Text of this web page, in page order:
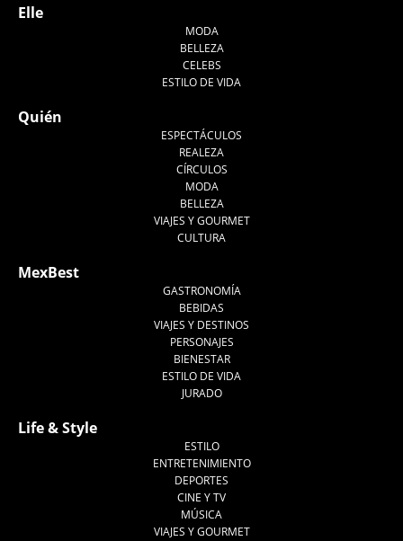
Elle
MODA
BELLEZA
CELEBS
ESTILO DE VIDA
Quién
ESPECTÁCULOS
REALEZA
CÍRCULOS
MODA
BELLEZA
VIAJES Y GOURMET
CULTURA
MexBest
GASTRONOMÍA
BEBIDAS
VIAJES Y DESTINOS
PERSONAJES
BIENESTAR
ESTILO DE VIDA
JURADO
Life & Style
ESTILO
ENTRETENIMIENTO
DEPORTES
CINE Y TV
MÚSICA
VIAJES Y GOURMET